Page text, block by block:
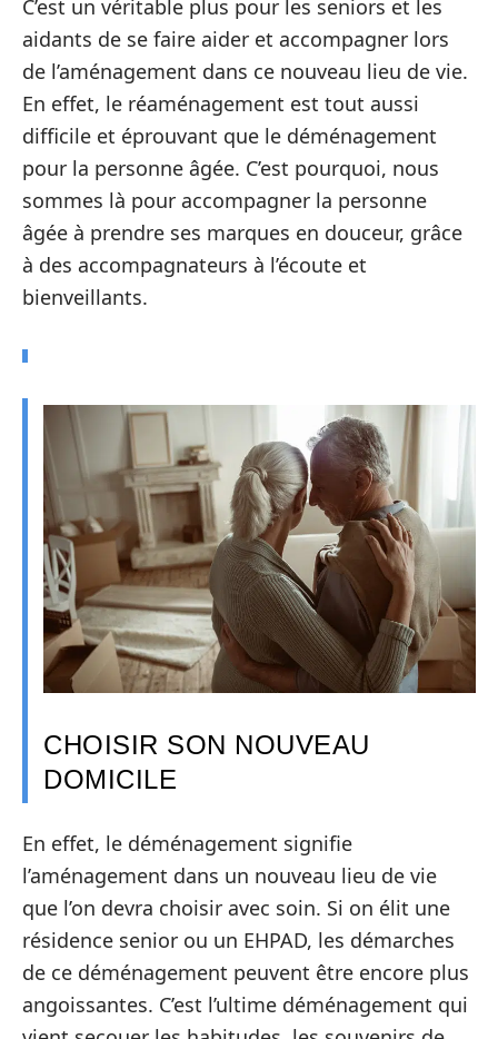
C’est un véritable plus pour les seniors et les
aidants de se faire aider et accompagner lors
de l’aménagement dans ce nouveau lieu de vie.
En effet, le réaménagement est tout aussi
difficile et éprouvant que le déménagement
pour la personne âgée. C’est pourquoi, nous
sommes là pour accompagner la personne
âgée à prendre ses marques en douceur, grâce
à des accompagnateurs à l’écoute et
bienveillants.
CHOISIR SON NOUVEAU
DOMICILE
En effet, le déménagement signifie
l’aménagement dans un nouveau lieu de vie
que l’on devra choisir avec soin. Si on élit une
résidence senior ou un EHPAD, les démarches
de ce déménagement peuvent être encore plus
angoissantes. C’est l’ultime déménagement qui